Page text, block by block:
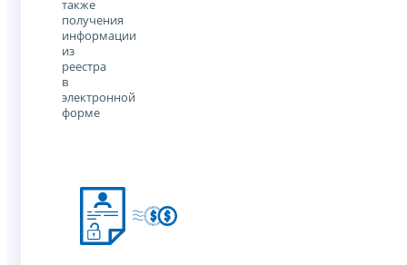
также
получения
информации
из
реестра
в
электронной
форме